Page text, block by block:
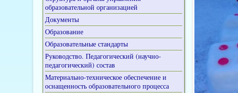
образовательной организацией
Документы
Образование
Образовательные стандарты
Руководство. Педагогический (научно-
педагогический) состав
Материально-техническое обеспечение и
оснащенность образовательного процесса